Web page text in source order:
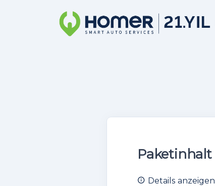
Paketinhalt
Details anzeigen